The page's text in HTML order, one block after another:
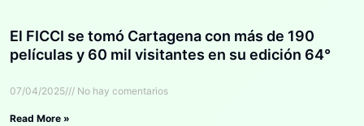
El FICCI se tomó Cartagena con más de 190
películas y 60 mil visitantes en su edición 64°
07/04/2025 No hay comentarios
Read More »